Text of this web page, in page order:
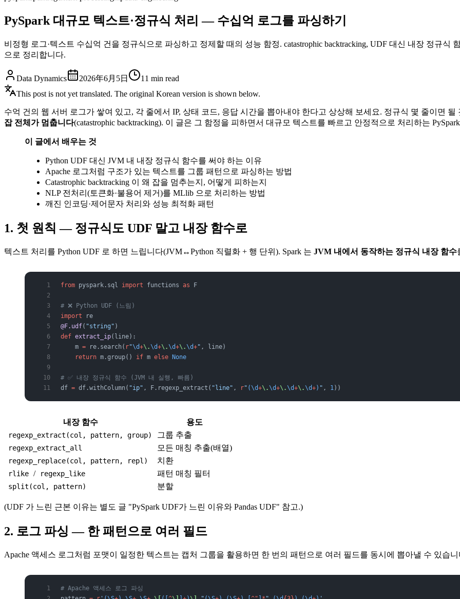
PySpark 대규모 텍스트·정규식 처리 — 수십억 로그를 파싱하기
비정형 로그·텍스트 수십억 건을 정규식으로 파싱하고 정제할 때의 성능 함정. catastrophic backtracking, UDF 대신 내장 정규식
으로 정리합니다.
Data Dynamics 2026年6月5日 11 min read
This post is not yet translated. The original Korean version is shown below.
수억 건의 웹 서버 로그가 쌓여 있고, 각 줄에서 IP, 상태 코드, 응답 시간을 뽑아내야 한다고 상상해 보세요. 정규식 몇 줄이면
잡 전체가 멈춥니다(catastrophic backtracking). 이 글은 그 함정을 피하면서 대규모 텍스트를 빠르고 안정적으로 처리하는
이 글에서 배우는 것
Python UDF 대신 JVM 내 내장 정규식 함수를 써야 하는 이유
Apache 로그처럼 구조가 있는 텍스트를 그룹 패턴으로 파싱하는 방법
Catastrophic backtracking 이 왜 잡을 멈추는지, 어떻게 피하는지
NLP 전처리(토큰화·불용어 제거)를 MLlib 으로 처리하는 방법
깨진 인코딩·제어문자 처리와 성능 최적화 패턴
1. 첫 원칙 — 정규식도 UDF 말고 내장 함수로
텍스트 처리를 Python UDF 로 하면 느립니다(JVM↔Python 직렬화 + 행 단위). Spark 는 JVM 내에서 동작하는 정규식 내장 함수
from pyspark.sql import functions as F
# ❌ Python UDF (느림)
import re
@F.udf( "string" )
def extract_ip(line):
    m
= re.search( r"\d+\.\d+\.\d+\.\d+" , line)
    return
m.group() if m else None
# ✅ 내장 정규식 함수 (JVM 내 실행, 빠름)
df = df.withColumn( "ip" , F.regexp_extract( "line" , r" (\d+\.\d+\.\d+\.\d+) " , 1))
내장 함수 용도
regexp_extract(col, pattern, group) 그룹 추출
regexp_extract_all 모든 매칭 추출(배열)
regexp_replace(col, pattern, repl) 치환
rlike / regexp_like 패턴 매칭 필터
split(col, pattern) 분할
(UDF 가 느린 근본 이유는 별도 글 "PySpark UDF가 느린 이유와 Pandas UDF" 참고.)
2. 로그 파싱 — 한 패턴으로 여러 필드
Apache 액세스 로그처럼 포맷이 일정한 텍스트는 캡처 그룹을 활용하면 한 번의 패턴으로 여러 필드를 동시에 뽑아낼 수 있습니
# Apache 액세스 로그 파싱